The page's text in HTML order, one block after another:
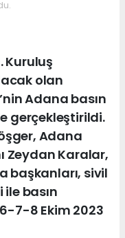
Kuruluş
olan
Adana basın
gerçekleştirildi.
Adana
Zeydan Karalar,
başkanları, sivil
basın
7-8 Ekim 2023